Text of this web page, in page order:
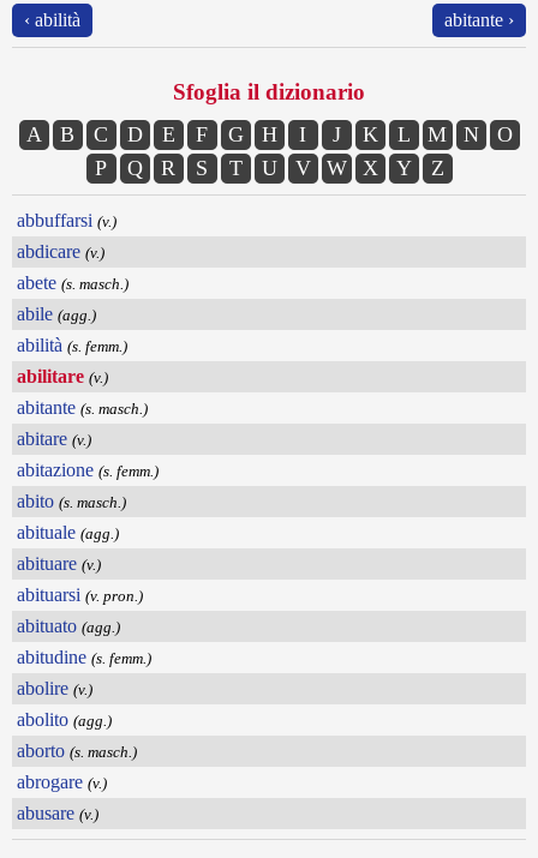
‹ abilità abitante ›
Sfoglia il dizionario
A B C D E F G H I J K L M N
O
P
Q R S T U V W X Y Z
abbuffarsi (v.)
abdicare (v.)
abete (s. masch.)
abile (agg.)
abilità (s. femm.)
abilitare (v.)
abitante (s. masch.)
abitare (v.)
abitazione (s. femm.)
abito (s. masch.)
abituale (agg.)
abituare (v.)
abituarsi (v. pron.)
abituato (agg.)
abitudine (s. femm.)
abolire (v.)
abolito (agg.)
aborto (s. masch.)
abrogare (v.)
abusare (v.)